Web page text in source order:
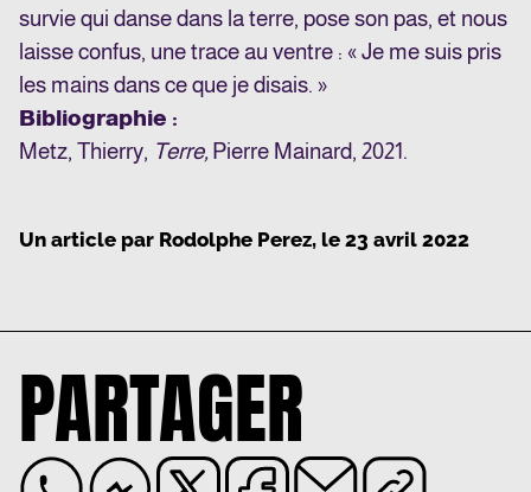
survie qui danse dans la terre, pose son pas, et nous
laisse confus, une trace au ventre : « Je me suis pris
les mains dans ce que je disais. »
Bibliographie :
Metz, Thierry, Terre, Pierre Mainard, 2021.
Un article par Rodolphe Perez, le 23 avril 2022
PARTAGER